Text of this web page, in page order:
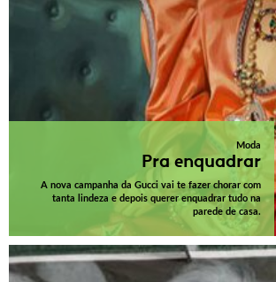
Moda
Pra enquadrar
A nova campanha da Gucci vai te fazer chorar com
tanta lindeza e depois querer enquadrar tudo na
parede de casa.